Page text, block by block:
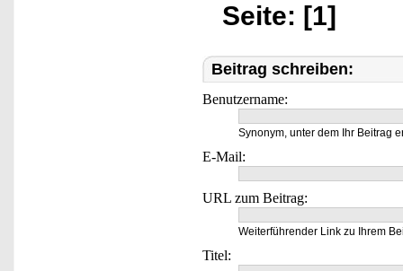
Seite: [1]
Beitrag schreiben:
Benutzername:
Synonym, unter dem Ihr Beitrag
E-Mail:
URL zum Beitrag:
Weiterführender Link zu Ihrem
Titel: